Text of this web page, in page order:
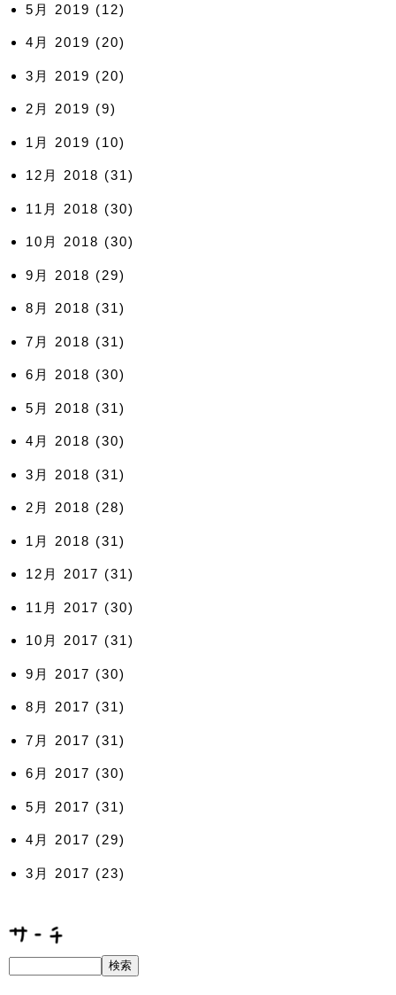
5月 2019 (12)
4月 2019 (20)
3月 2019 (20)
2月 2019 (9)
1月 2019 (10)
12月 2018 (31)
11月 2018 (30)
10月 2018 (30)
9月 2018 (29)
8月 2018 (31)
7月 2018 (31)
6月 2018 (30)
5月 2018 (31)
4月 2018 (30)
3月 2018 (31)
2月 2018 (28)
1月 2018 (31)
12月 2017 (31)
11月 2017 (30)
10月 2017 (31)
9月 2017 (30)
8月 2017 (31)
7月 2017 (31)
6月 2017 (30)
5月 2017 (31)
4月 2017 (29)
3月 2017 (23)